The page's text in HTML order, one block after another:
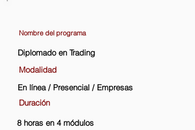
Nombre del programa
Diplomado en Trading
Modalidad
En línea / Presencial / Empresas
Duración
8 horas en 4 módulos